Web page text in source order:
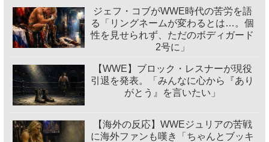
ジェフ・コブがWWE時代の苦労を語
る「リングネームが変わるとは…。個
性を見せられず、ただのボディガード
2号に」
【WWE】ブロック・レスナーが現役
引退を発表。「みんなに心から『あり
がとう』を言いたい」
【海外の反応】WWEジュリアの苦戦
に海外ファンも嘆き「ちゃんとブッキ